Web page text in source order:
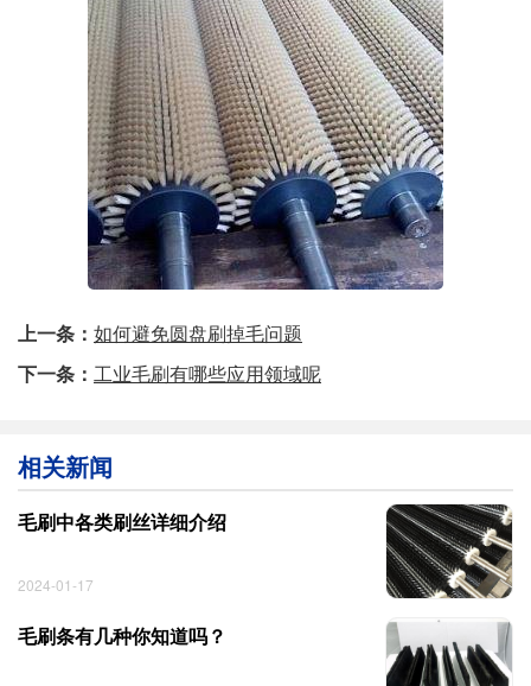
上一条： 如何避免圆盘刷掉毛问题
下一条： 工业毛刷有哪些应用领域呢
相关新闻
毛刷中各类刷丝详细介绍
2024-01-17
毛刷条有几种你知道吗？